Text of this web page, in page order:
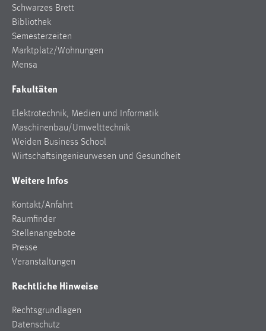
Schwarzes Brett
Bibliothek
Semesterzeiten
Marktplatz/Wohnungen
Mensa
Fakultäten
Elektrotechnik, Medien und Informatik
Maschinenbau/Umwelttechnik
Weiden Business School
Wirtschaftsingenieurwesen und Gesundheit
Weitere Infos
Kontakt/Anfahrt
Raumfinder
Stellenangebote
Presse
Veranstaltungen
Rechtliche Hinweise
Rechtsgrundlagen
Datenschutz